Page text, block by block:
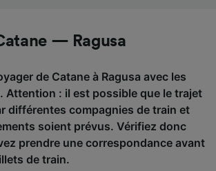
— Ragusa
de Catane à Ragusa avec les
Attention : il est possible que le trajet
différentes compagnies de train et
soient prévus. Vérifiez donc
prendre une correspondance avant
de train.